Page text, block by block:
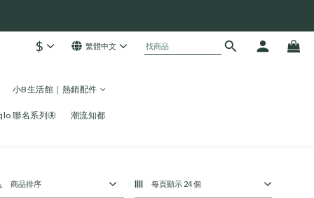
$ 繁體中文
小B生活館｜熱銷配件
聯名系列🦋 潮流知都
商品排序 每頁顯示 24 個